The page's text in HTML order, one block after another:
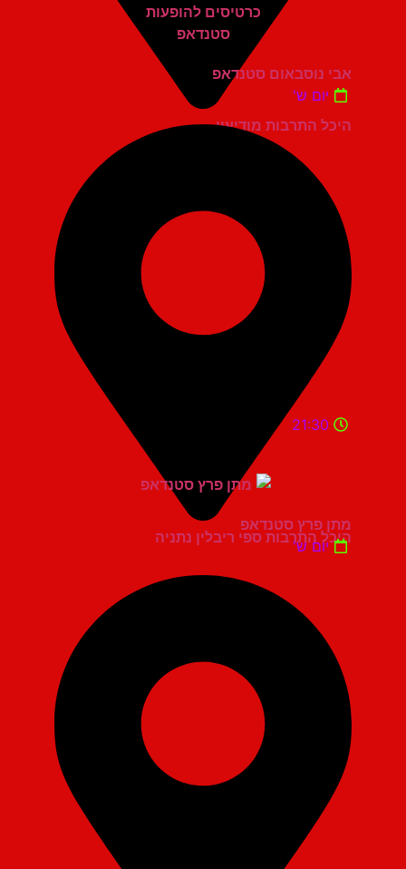
היכל התרבות מודיעין
אבי נוסבאום סטנדאפ
יום ש'
היכל התרבות ספי ריבלין נתניה
21:30
מתן פרץ סטנדאפ
יום ש'